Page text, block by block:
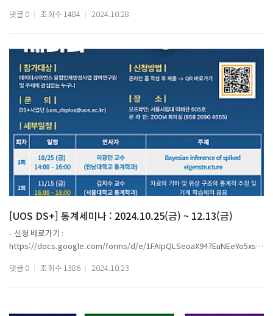
- 주제 : Active Learning을 활용한 합성 의료 데이터 유용성 검증
- 참여 연구원 : 신지은, 이태경, 우지민, 윤이상
- 주제 : 스마트 리사이클링 가이드 (AI 기반 재활용 분리배출 안내 서비스)
5. 팀명 : 와썹봉봉
- 학과 : 도시빅데이터융합학과
- 참여 연구원 : 강민설, 강경필(세종대)
- 주제 : LOT 스피커를 활용한 반려동물 케어솔루션
6. 팀명 : 태어난김에 자율주행
- 학과 : 인공지능학과
- 참여 연구원 : 정근영, 서가원, 김도건
- 주제 : 야간 환경에서의 자율주행 성능 향상을 위한 멀티모달 학습
* 컨퍼런스(연구발표) : 창의연구상
- 안승환 통계데이터사이언스학과 박사수료생
- 발표 제목 : Variational AutoEncoder for Distributional Learning via
- 온라인 참여 : ZOOM 회의 ID 813 0999 4828
- 출석체크
[오프라인] 강의실 입장시 방명록 작성
[온 라 인] ZOOM 참석자 화면캡쳐
댓글 0 조회수 1484 2024.10.28
[UOS DS+] 통계세미나 : 2024.10.25(금) ~ 12.13(금)
- 신청 바로가기 :
https://docs.google.com/forms/d/e/1FAIpQLSeoaX947EuNEeYo5xsiv
댓글 0 조회수 1386 2024.10.23